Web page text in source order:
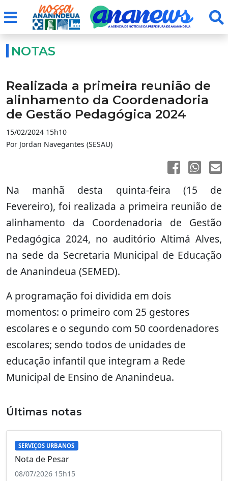
NOTAS
Realizada a primeira reunião de
alinhamento da Coordenadoria
de Gestão Pedagógica 2024
15/02/2024 15h10
Por Jordan Navegantes (SESAU)
Na manhã desta quinta-feira (15 de
Fevereiro), foi realizada a primeira reunião de
alinhamento da Coordenadoria de Gestão
Pedagógica 2024, no auditório Altimá Alves,
na sede da Secretaria Municipal de Educação
de Ananindeua (SEMED).
A programação foi dividida em dois
momentos: o primeiro com 25 gestores
escolares e o segundo com 50 coordenadores
escolares; sendo todos de unidades de
educação infantil que integram a Rede
Municipal de Ensino de Ananindeua.
Últimas notas
SERVIÇOS URBANOS
Nota de Pesar
08/07/2026 15h15